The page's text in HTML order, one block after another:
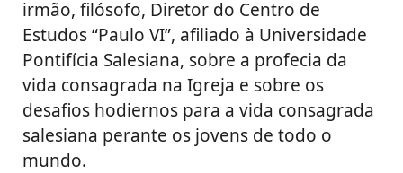
irmão, filósofo, Diretor do Centro de
Estudos “Paulo VI”, afiliado à Universidade
Pontifícia Salesiana, sobre a profecia da
vida consagrada na Igreja e sobre os
desafios hodiernos para a vida consagrada
salesiana perante os jovens de todo o
mundo.